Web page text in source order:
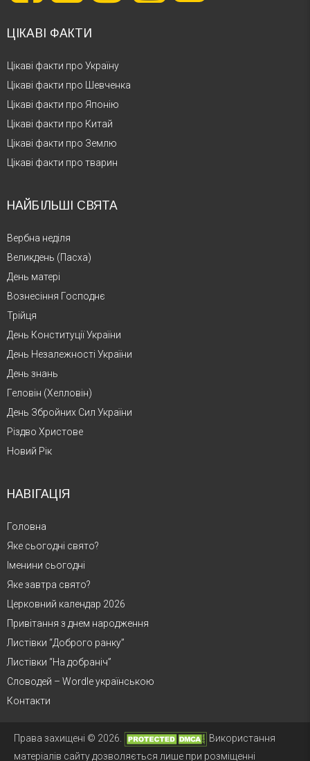
ЦІКАВІ ФАКТИ
Цікаві факти про Україну
Цікаві факти про Шевченка
Цікаві факти про Японію
Цікаві факти про Китай
Цікаві факти про Землю
Цікаві факти про тварин
НАЙБІЛЬШІ СВЯТА
Вербна неділя
Великдень (Пасха)
День матері
Вознесіння Господнє
Трійця
День Конституції України
День Незалежності України
День знань
Геловін (Хелловін)
День Збройних Сил України
Різдво Христове
Новий Рік
НАВІГАЦІЯ
Головна
Яке сьогодні свято?
Іменини сьогодні
Яке завтра свято?
Церковний календар 2026
Привітання з днем народження
Листівки “Доброго ранку”
Листівки “На добраніч”
Словодей – Wordle українською
Контакти
Права захищені © 2026.
Використання
матеріалів сайту дозволяється лише при розміщенні